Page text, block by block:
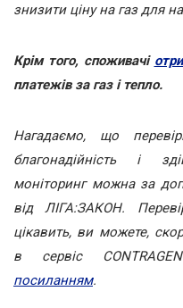
знизити ціну на газ для
Крім того, споживачі
платежів за газ і тепло.
Нагадаємо, що
благонадійність і
моніторинг можна за
від ЛІГА:ЗАКОН.
цікавить, ви можете,
в сервіс
посиланням.